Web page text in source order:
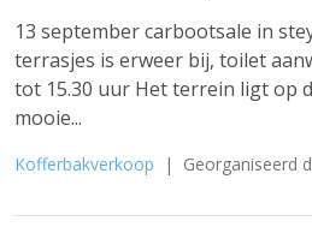
13 september carbootsale in
terrasjes is erweer bij, toilet
tot 15.30 uur Het terrein ligt op
mooie...
Kofferbakverkoop | Georganiseerd